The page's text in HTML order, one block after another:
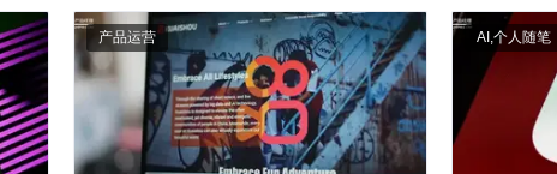
产品运营 AI ,个人随笔